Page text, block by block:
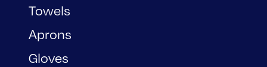
Towels
Aprons
Gloves